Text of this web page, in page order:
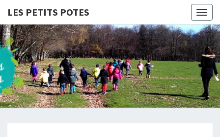
LES PETITS POTES
LES
PETITS
POTES
Association
D'accueil
De Loisirs